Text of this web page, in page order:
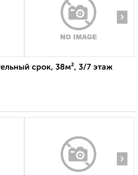
›
срок, 38м², 3/7 этаж
›